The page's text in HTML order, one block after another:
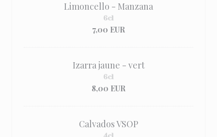
Limoncello - Manzana
7,00 EUR
6cl
Izarra jaune - vert
8,00 EUR
6cl
Calvados VSOP